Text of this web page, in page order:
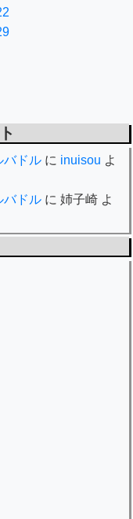
バドル に inuisou よ
バドル に 姉子崎 よ